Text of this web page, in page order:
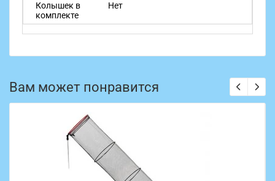
Колышек в
комплекте
Нет
Вам может понравится